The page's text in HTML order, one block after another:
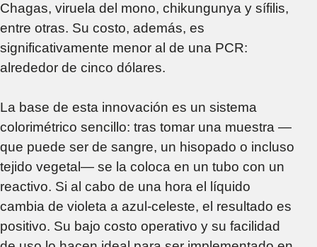
Chagas, viruela del mono, chikungunya y sífilis,
entre otras. Su costo, además, es
significativamente menor al de una PCR:
alrededor de cinco dólares.
La base de esta innovación es un sistema
colorimétrico sencillo: tras tomar una muestra —
que puede ser de sangre, un hisopado o incluso
tejido vegetal— se la coloca en un tubo con un
reactivo. Si al cabo de una hora el líquido
cambia de violeta a azul-celeste, el resultado es
positivo. Su bajo costo operativo y su facilidad